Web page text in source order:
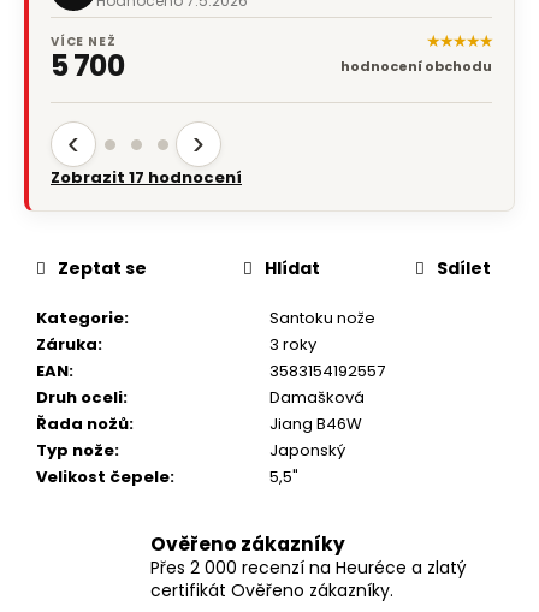
VÍCE NEŽ
5 700
★★★★★
hodnocení obchodu
‹ ›
Zobrazit 17 hodnocení
Kategorie:
Santoku nože
Záruka:
3 roky
EAN:
3583154192557
Druh oceli:
Damašková
Řada nožů:
Jiang B46W
Typ nože:
Japonský
Velikost čepele: 5,5"
Zeptat se Hlídat Sdílet
Ověřeno zákazníky
Přes 2 000 recenzí na Heuréce a zlatý
certifikát Ověřeno zákazníky.